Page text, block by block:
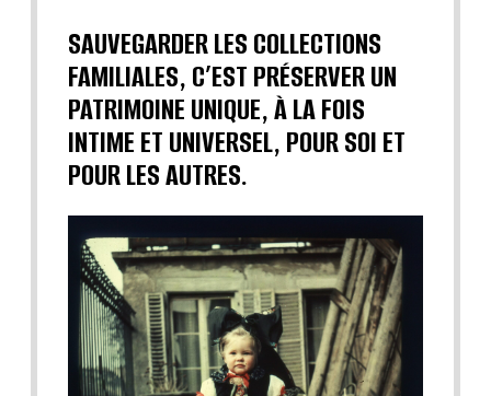
SAUVEGARDER LES COLLECTIONS
FAMILIALES, C’EST PRÉSERVER UN
PATRIMOINE UNIQUE, À LA FOIS
INTIME ET UNIVERSEL, POUR SOI ET
POUR LES AUTRES.